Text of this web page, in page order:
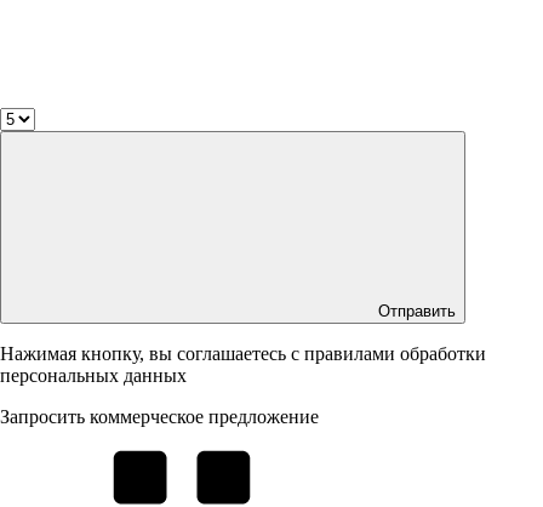
Отправить
Нажимая кнопку, вы соглашаетесь с правилами обработки
персональных данных
Запросить коммерческое предложение